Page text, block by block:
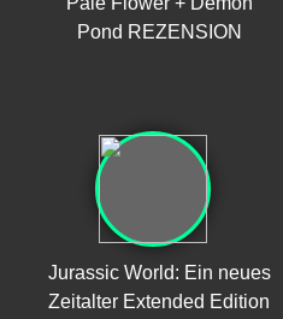
Pond REZENSION
Jurassic World: Ein neues
Zeitalter Extended Edition